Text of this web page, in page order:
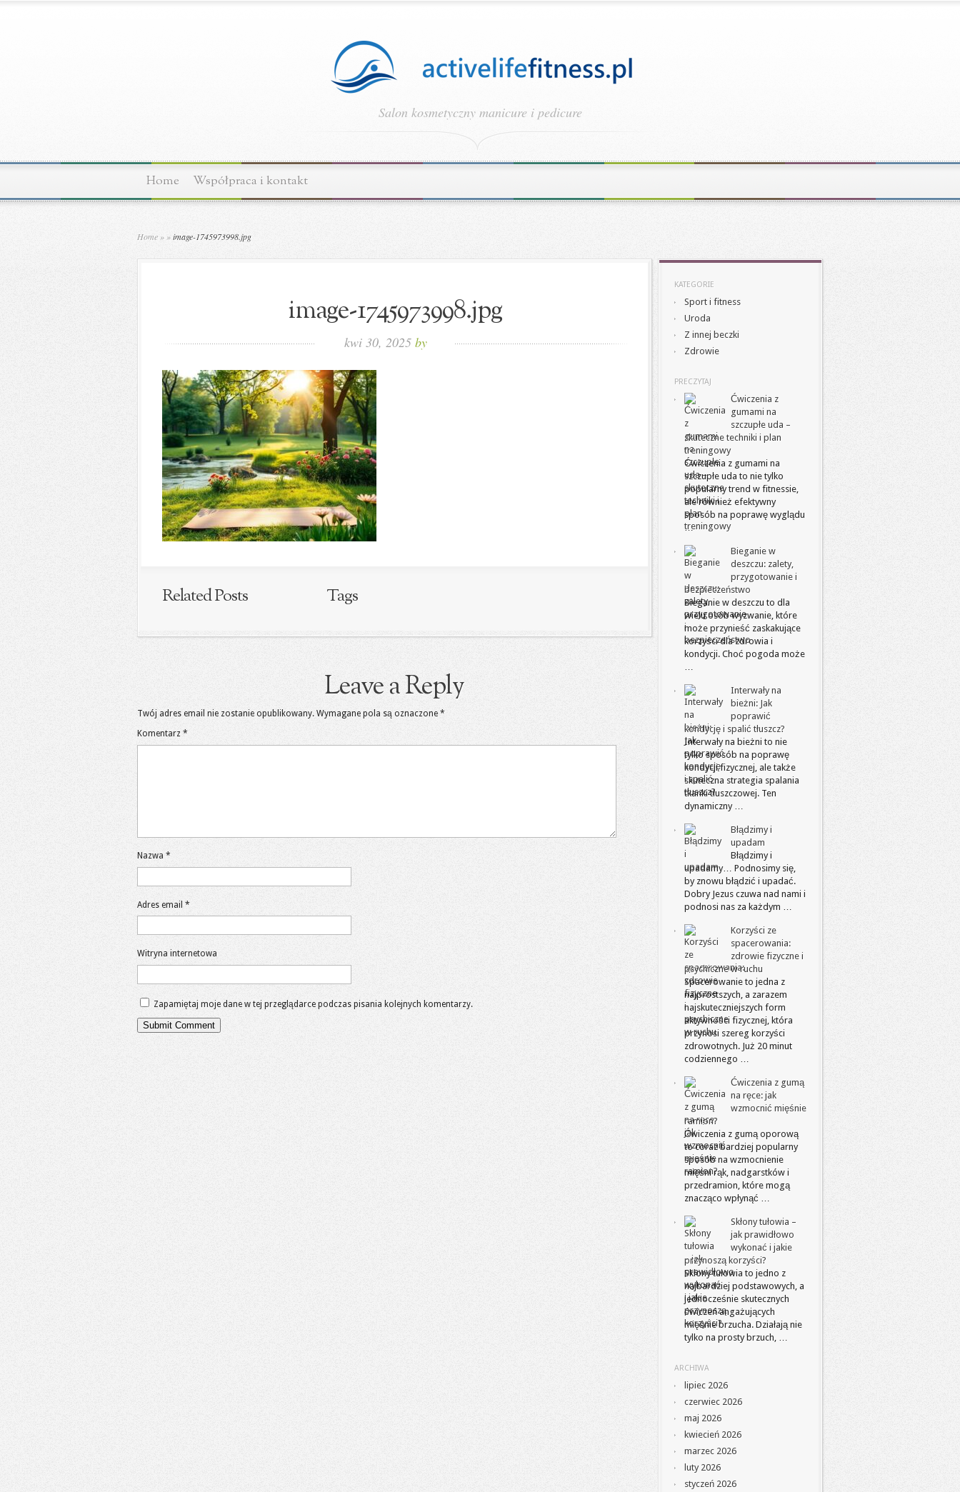
Salon kosmetyczny manicure i pedicure
Home Współpraca i kontakt
Home » »image-1745973998.jpg
image-1745973998.jpg
kwi 30, 2025 by
Related Posts Tags
Leave a Reply
Twój adres email nie zostanie opublikowany. Wymagane pola są oznaczone *
Komentarz *
Nazwa *
Adres email *
Witryna internetowa
Zapamiętaj moje dane w tej przeglądarce podczas pisania kolejnych komentarzy.
KATEGORIE
Sport i fitness
Uroda
Z innej beczki
Zdrowie
PRECZYTAJ
Ćwiczenia z
gumami na
szczupłe uda –
skuteczne techniki i plan
treningowy
Ćwiczenia z gumami na
szczupłe uda to nie tylko
popularny trend w fitnessie,
ale również efektywny
sposób na poprawę wyglądu
…
Bieganie w
deszczu: zalety,
przygotowanie i
bezpieczeństwo
Bieganie w deszczu to dla
wielu osób wyzwanie, które
może przynieść zaskakujące
korzyści dla zdrowia i
kondycji. Choć pogoda może
…
Interwały na
bieżni: Jak
poprawić
kondycję i spalić tłuszcz?
Interwały na bieżni to nie
tylko sposób na poprawę
kondycji fizycznej, ale także
skuteczna strategia spalania
tkanki tłuszczowej. Ten
dynamiczny …
Błądzimy i
upadam
Błądzimy i
upadamy… Podnosimy się,
by znowu błądzić i upadać.
Dobry Jezus czuwa nad nami i
podnosi nas za każdym …
Korzyści ze
spacerowania:
zdrowie fizyczne i
psychiczne w ruchu
Spacerowanie to jedna z
najprostszych, a zarazem
najskuteczniejszych form
aktywności fizycznej, która
przynosi szereg korzyści
zdrowotnych. Już 20 minut
codziennego …
Ćwiczenia z gumą
na ręce: jak
wzmocnić mięśnie
ramion?
Ćwiczenia z gumą oporową
to coraz bardziej popularny
sposób na wzmocnienie
mięśni rąk, nadgarstków i
przedramion, które mogą
znacząco wpłynąć …
Skłony tułowia –
jak prawidłowo
wykonać i jakie
przynoszą korzyści?
Skłony tułowia to jedno z
najbardziej podstawowych, a
jednocześnie skutecznych
ćwiczeń angażujących
mięśnie brzucha. Działają nie
tylko na prosty brzuch, …
ARCHIWA
lipiec 2026
czerwiec 2026
maj 2026
kwiecień 2026
marzec 2026
luty 2026
styczeń 2026